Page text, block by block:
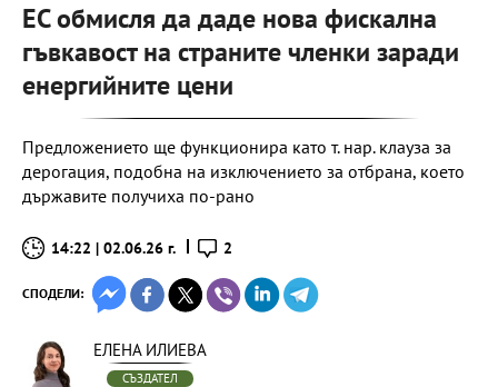
ЕС обмисля да даде нова фискална
гъвкавост на страните членки заради
енергийните цени
Предложението ще функционира като т. нар. клауза за
дерогация, подобна на изключението за отбрана, което
държавите получиха по-рано
14:22 | 02.06.26 г. 2
СПОДЕЛИ:
ЕЛЕНА ИЛИЕВА
СЪЗДАТЕЛ